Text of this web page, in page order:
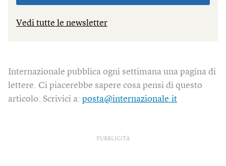
Vedi tutte le newsletter
Internazionale pubblica ogni settimana una pagina di
lettere. Ci piacerebbe sapere cosa pensi di questo
articolo. Scrivici a: posta@internazionale.it
PUBBLICITÀ